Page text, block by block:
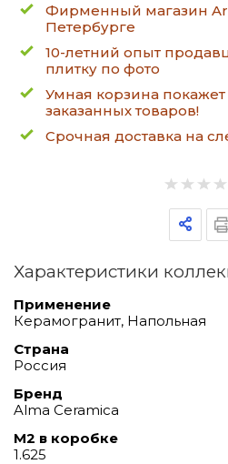
Фирменный магазин
Петербурге
10-летний опыт
плитку по фото
Умная корзина
заказанных товаров!
Срочная доставка на
Характеристики
Применение
Керамогранит, Напольная
Страна
Россия
Бренд
Alma Ceramica
М2 в коробке
1.625